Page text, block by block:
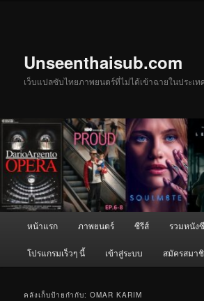
Unseenthaisub.com
เว็บแปลซับไทยภาพยนตร์ที่ไม่ได้เข้าฉายในประเท
หน้าแรก ภาพยนตร์ ซีรีส์ รวมหนัง
โปรแกรมเร็วๆ นี้ เข้าสู่ระบบ สมัครสมา
คลังเก็บป้ายกำกับ:OMAR KARIM